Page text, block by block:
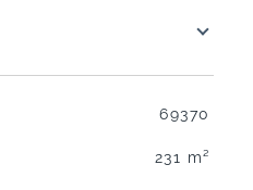
69370
231 m²